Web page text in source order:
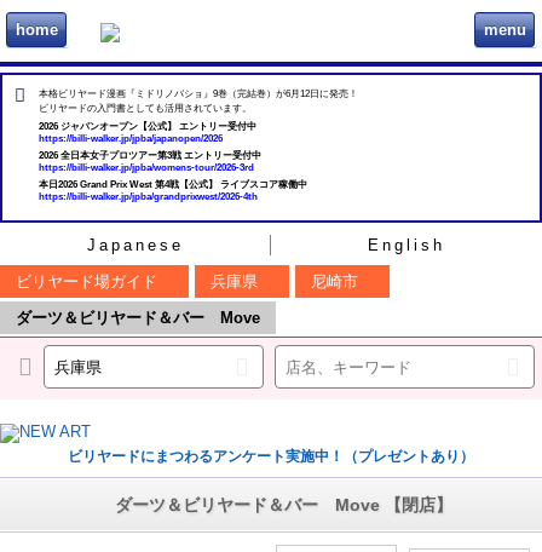
home ビリヲカ menu
本格ビリヤード漫画『ミドリノバショ』9巻（完結巻）が6月12日に発売！
ビリヤードの入門書としても活用されています。
2026 ジャパンオープン【公式】 エントリー受付中
https://billi-walker.jp/jpba/japanopen/2026
2026 全日本女子プロツアー第3戦 エントリー受付中
https://billi-walker.jp/jpba/womens-tour/2026-3rd
本日2026 Grand Prix West 第4戦【公式】 ライブスコア稼働中
https://billi-walker.jp/jpba/grandprixwest/2026-4th
Japanese
English
ビリヤード場ガイド
兵庫県
尼崎市
ダーツ＆ビリヤード＆バー Move
ビリヤードにまつわるアンケート実施中！（プレゼントあり）
ダーツ＆ビリヤード＆バー Move 【閉店】